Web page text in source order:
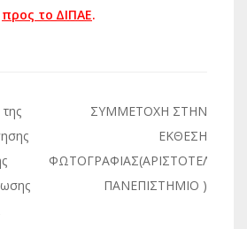
προς το ∆ΙΠΑΕ.
ΣΥΜΜΕΤΟΧΗ ΣΤΗΝ
ΕΚΘΕΣΗ
ΦΩΤΟΓΡΑΦΙΑΣ(ΑΡΙΣΤΟΤΕΛΕΙΟ
ΠΑΝΕΠΙΣΤΗΜΙΟ )